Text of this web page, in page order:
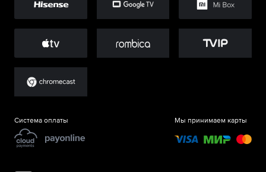
Система оплаты Мы принимаем карты